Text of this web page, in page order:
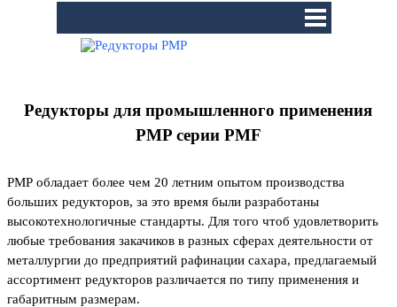
Перейти к контенту
Редукторы для промышленного применения
PMP серии PMF
РМР обладает более чем 20 летним опытом производства
больших редукторов, за это время были разработаны
высокотехнологичные стандарты. Для того чтоб удовлетворить
любые требования закачиков в разных сферах деятельности от
металлургии до предприятий рафинации сахара, предлагаемый
ассортимент редукторов различается по типу применения и
габаритным размерам.